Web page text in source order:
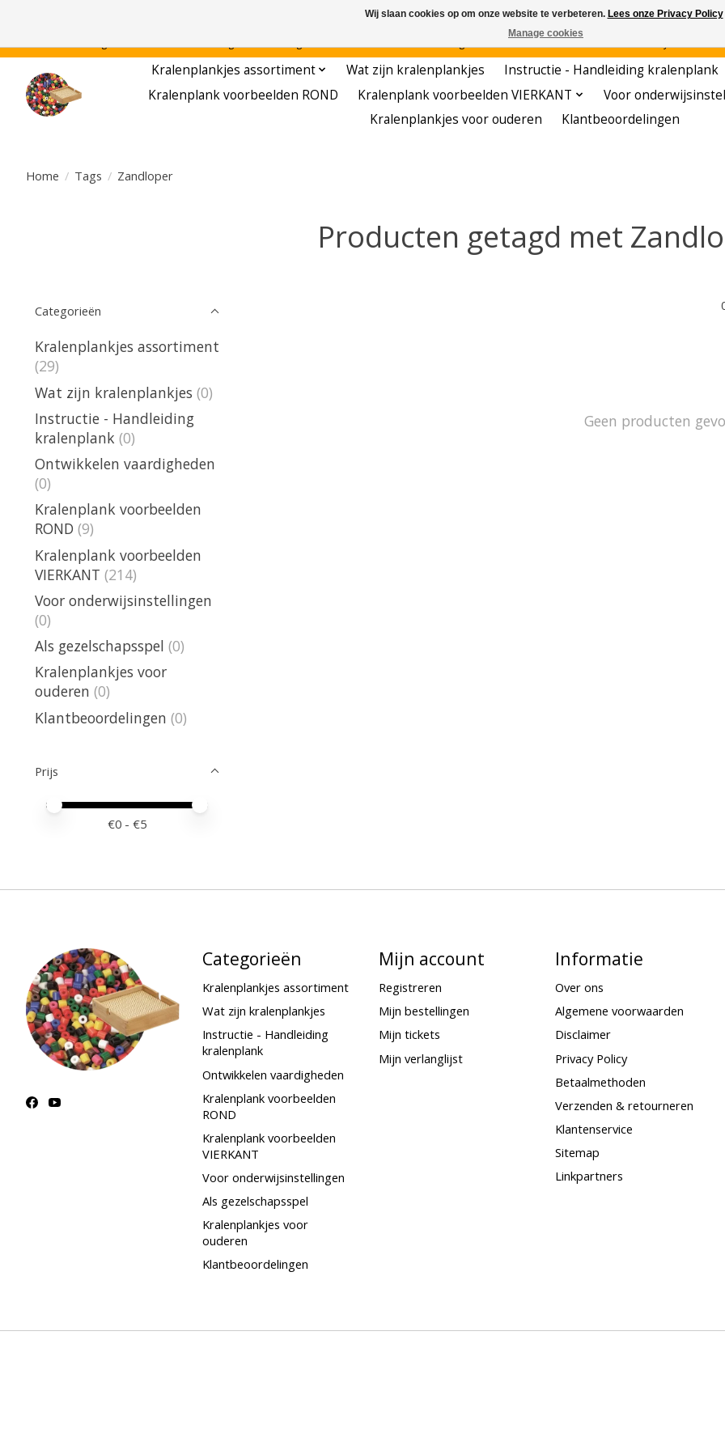
Kralenplankjes assortiment Wat zijn kralenplankjes Instructie - Handleiding kralenplank
Kralenplank voorbeelden ROND
Kralenplank voorbeelden VIERKANT Voor
Kralenplankjes voor ouderen
Klantbeoordelingen
Home / Tags / Zandloper
Producten getagd met
Categorieën
Kralenplankjes assortiment
(29)
Wat zijn kralenplankjes (0)
Instructie - Handleiding
kralenplank (0)
Ontwikkelen vaardigheden
(0)
Kralenplank voorbeelden
ROND (9)
Kralenplank voorbeelden
VIERKANT (214)
Voor onderwijsinstellingen
(0)
Als gezelschapsspel (0)
Kralenplankjes voor
ouderen (0)
Klantbeoordelingen (0)
Prijs
Minimale prijswaarde
Price maximum value
€0 - €5
Geen producten
Categorieën
Kralenplankjes assortiment
Wat zijn kralenplankjes
Instructie - Handleiding
kralenplank
Ontwikkelen vaardigheden
Kralenplank voorbeelden
ROND
Kralenplank voorbeelden
VIERKANT
Voor onderwijsinstellingen
Als gezelschapsspel
Kralenplankjes voor
ouderen
Klantbeoordelingen
Mijn account
Registreren
Mijn bestellingen
Mijn tickets
Mijn verlanglijst
Informatie
Over ons
Algemene voorwaarden
Disclaimer
Privacy Policy
Betaalmethoden
Verzenden & retourneren
Klantenservice
Sitemap
Linkpartners
Wij slaan cookies op om onze website te verbeteren. Lees onze Privacy Policy
Manage cookies